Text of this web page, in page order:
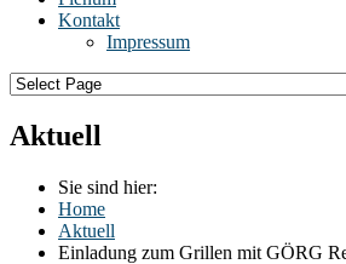
Kontakt
Impressum
Aktuell
Sie sind hier:
Home
Aktuell
Einladung zum Grillen mit GÖRG